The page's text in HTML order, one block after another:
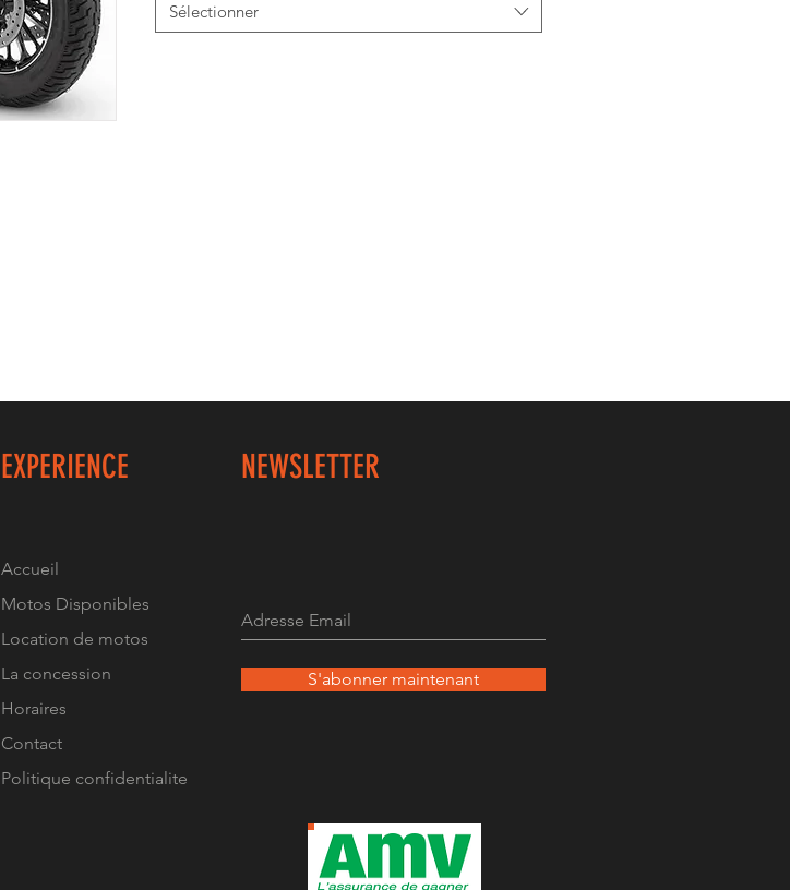
Sélectionner
EXPERIENCE NEWSLETTER
Accueil
Motos Disponibles
Location de motos
La concession
Horaires
Contact
Politique confidentialite
S'abonner maintenant